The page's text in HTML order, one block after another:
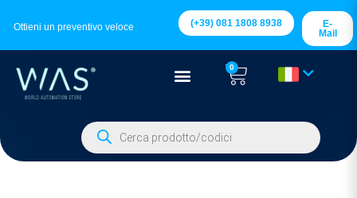
Ottieni un preventivo veloce (+39) 081 1808 8938
E-
Mail
0